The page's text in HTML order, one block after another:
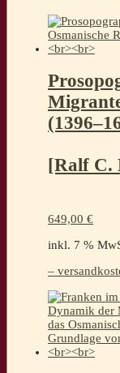
[Ralf C.
649,00 €
inkl. 7 %
–